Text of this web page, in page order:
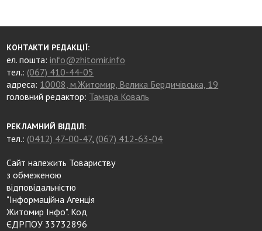
КОНТАКТИ РЕДАКЦІЇ:
ел. пошта:info@zhitomir.info
тел.: (067) 410-44-05
адреса: 10008, м.Житомир, Велика Бердичівська, 19
головний редактор: Тамара Коваль
РЕКЛАМНИЙ ВІДДІЛ:
тел.: (0412) 47-00-47, (067) 412-63-04
Сайт належить Товариству
з обмеженою
відповідальністю
"Інформаційна Агенція
Житомир Інфо". Код
ЄДРПОУ 33732896